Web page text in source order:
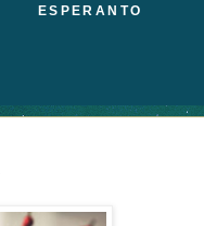
ESPERANTO